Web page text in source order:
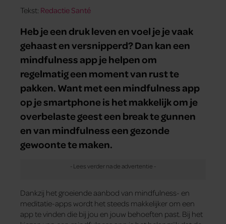
Tekst: Redactie Santé
Heb je een druk leven en voel je je vaak
gehaast en versnipperd? Dan kan een
mindfulness app je helpen om
regelmatig een moment van rust te
pakken. Want met een mindfulness app
op je smartphone is het makkelijk om je
overbelaste geest een break te gunnen
en van mindfulness een gezonde
gewoonte te maken.
Dankzij het groeiende aanbod van mindfulness- en
meditatie-apps wordt het steeds makkelijker om een
app te vinden die bij jou en jouw behoeften past. Bij het